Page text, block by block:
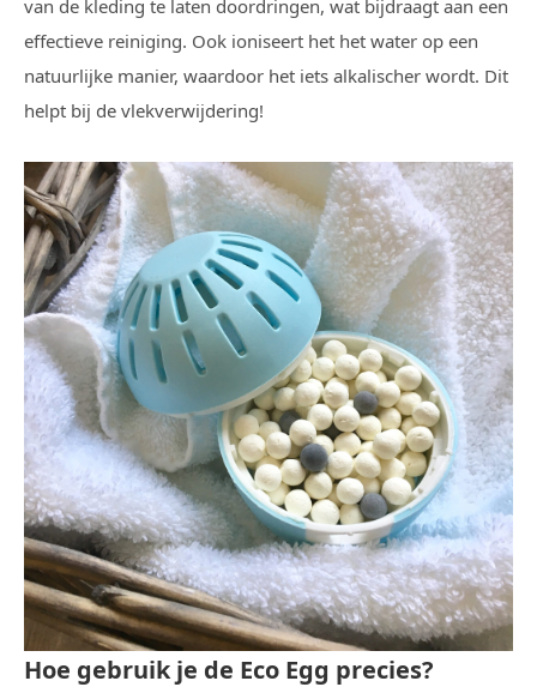
van de kleding te laten doordringen, wat bijdraagt aan een
effectieve reiniging. Ook ioniseert het het water op een
natuurlijke manier, waardoor het iets alkalischer wordt. Dit
helpt bij de vlekverwijdering!
Hoe gebruik je de Eco Egg precies?